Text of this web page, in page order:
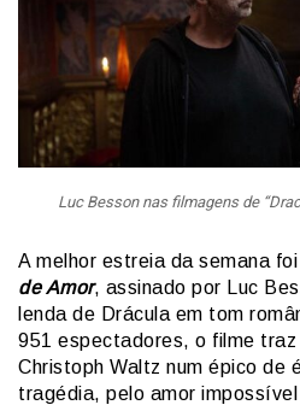
Luc Besson nas filmagens de
A melhor estreia da semana foi
de Amor, assinado por Luc
lenda de Drácula em tom
951 espectadores, o filme traz
Christoph Waltz num épico de
tragédia, pelo amor